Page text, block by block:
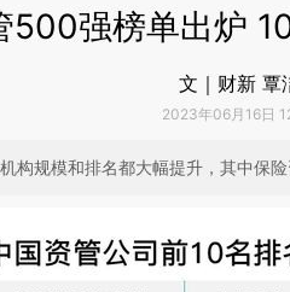
500强榜单出炉
文｜财新 覃
2023年06月16日
构规模和排名都大幅提升，其中保